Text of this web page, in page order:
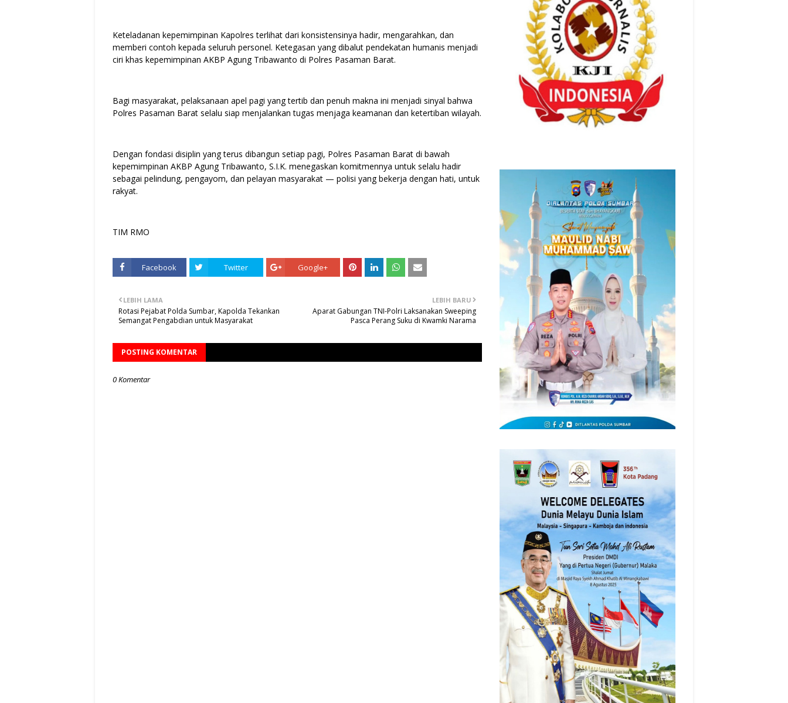
Keteladanan kepemimpinan Kapolres terlihat dari konsistensinya hadir, mengarahkan, dan
memberi contoh kepada seluruh personel. Ketegasan yang dibalut pendekatan humanis menjadi
ciri khas kepemimpinan AKBP Agung Tribawanto di Polres Pasaman Barat.
Bagi masyarakat, pelaksanaan apel pagi yang tertib dan penuh makna ini menjadi sinyal bahwa
Polres Pasaman Barat selalu siap menjalankan tugas menjaga keamanan dan ketertiban wilayah.
Dengan fondasi disiplin yang terus dibangun setiap pagi, Polres Pasaman Barat di bawah
kepemimpinan AKBP Agung Tribawanto, S.I.K. menegaskan komitmennya untuk selalu hadir
sebagai pelindung, pengayom, dan pelayan masyarakat — polisi yang bekerja dengan hati, untuk
rakyat.
TIM RMO
Facebook Twitter Google+
LEBIH BARU
Aparat Gabungan TNI-Polri Laksanakan Sweeping
Pasca Perang Suku di Kwamki Narama
LEBIH LAMA
Rotasi Pejabat Polda Sumbar, Kapolda Tekankan
Semangat Pengabdian untuk Masyarakat
POSTING KOMENTAR
0 Komentar